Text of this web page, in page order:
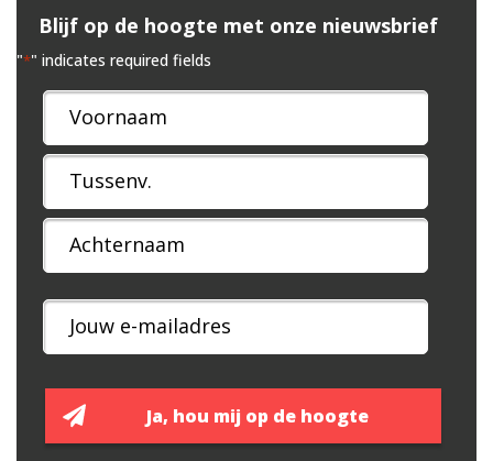
Blijf op de hoogte met onze nieuwsbrief
"*" indicates required fields
Naam
*